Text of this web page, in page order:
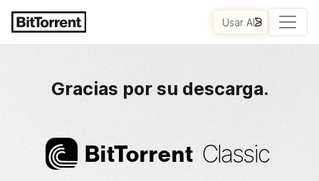
COMENZAR
Usar AI
Gracias por su descarga.
BitTorrent Classic